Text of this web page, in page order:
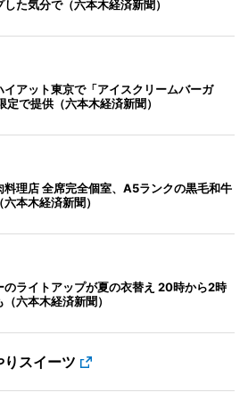
た気分で（六本木経済新聞）
イアット東京で「アイスクリームバーガ
定で提供（六本木経済新聞）
料理店 全席完全個室、A5ランクの黒毛和牛
六本木経済新聞）
のライトアップが夏の衣替え 20時から2時
六本木経済新聞）
りスイーツ